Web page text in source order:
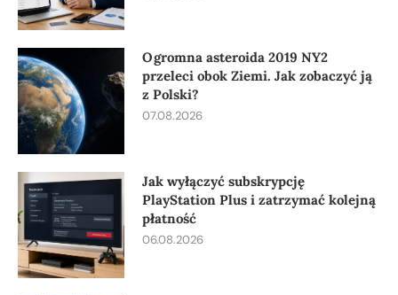
Ogromna asteroida 2019 NY2
przeleci obok Ziemi. Jak zobaczyć ją
z Polski?
07.08.2026
Jak wyłączyć subskrypcję
PlayStation Plus i zatrzymać kolejną
płatność
06.08.2026